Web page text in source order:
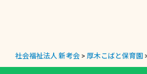
社会福祉法人 新考会 > 厚木こばと保育園